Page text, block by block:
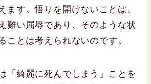
ます。悟りを開けないことは、
難い屈辱であり、そのような状
ことは考えられないのです。
「綺麗に死んでしまう」ことを